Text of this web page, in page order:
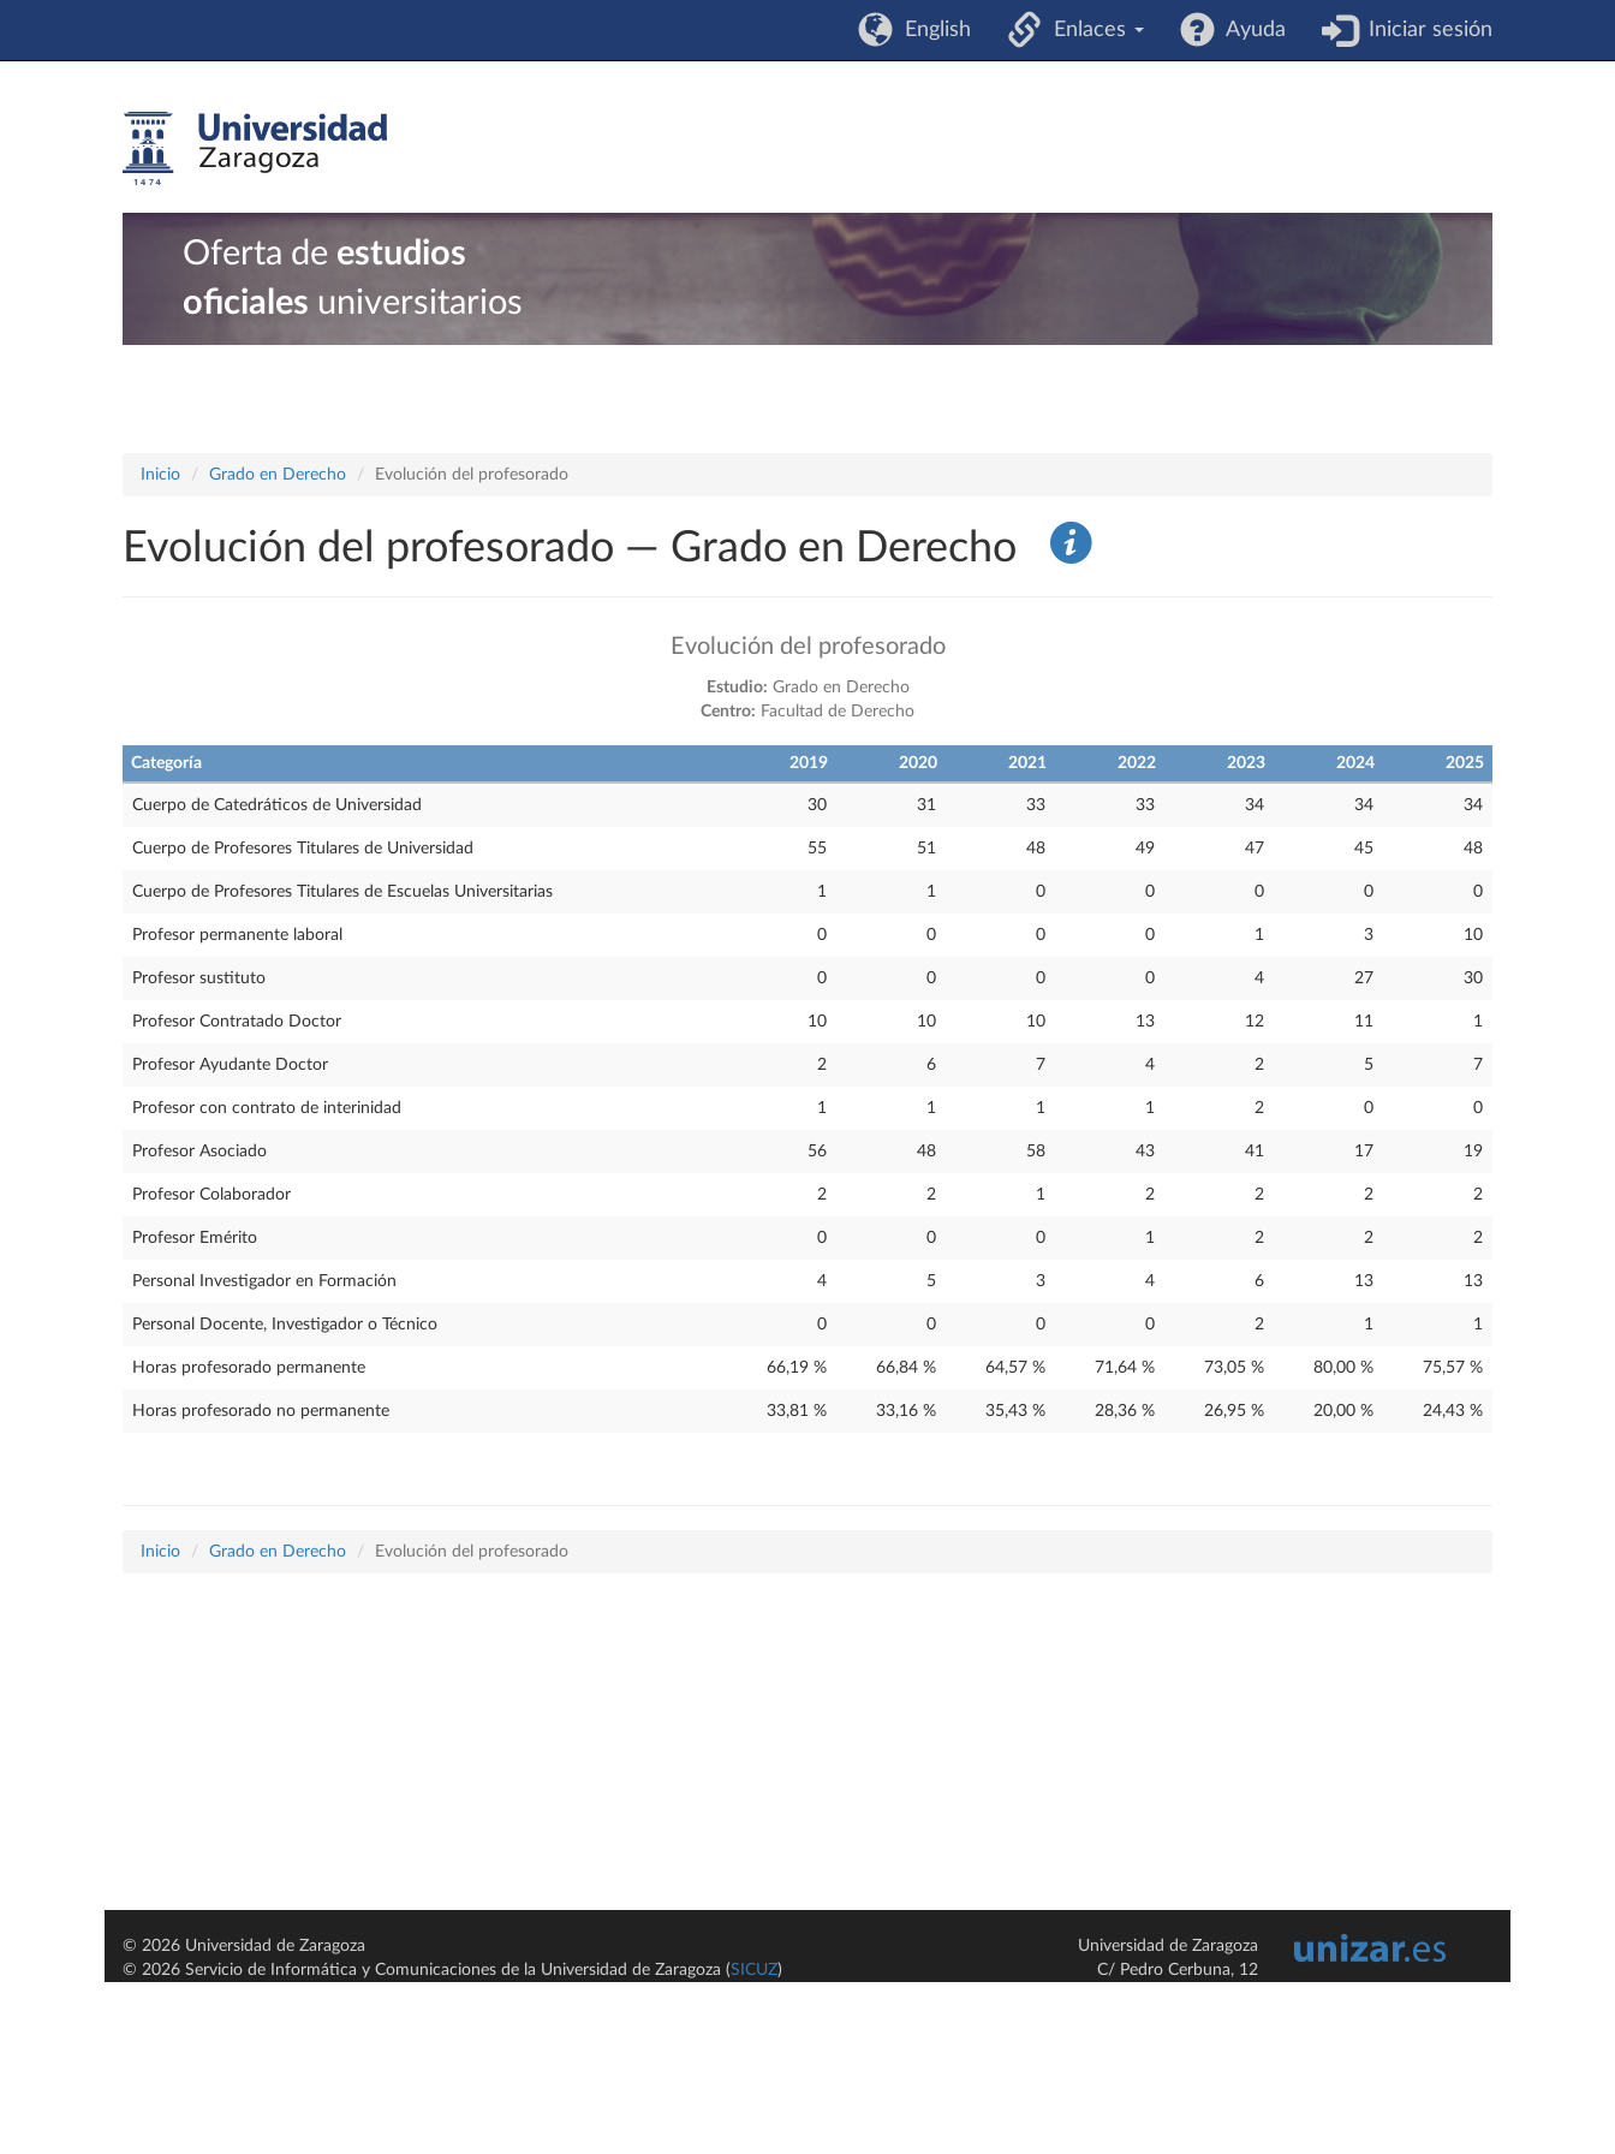
English Enlaces Ayuda Iniciar sesión
Oferta de estudios
oficiales universitarios
Inicio Grado en Derecho Evolución del profesorado
Evolución del profesorado — Grado en Derecho
Evolución del profesorado
Estudio: Grado en Derecho
Centro: Facultad de Derecho
Categoría 2019 2020 2021 2022 2023 2024 2025
Cuerpo de Catedráticos de Universidad 30 31 33 33 34 34 34
Cuerpo de Profesores Titulares de Universidad 55 51 48 49 47 45 48
Cuerpo de Profesores Titulares de Escuelas Universitarias 1 1 0 0 0 0 0
Profesor permanente laboral 0 0 0 0 1 3 10
Profesor sustituto 0 0 0 0 4 27 30
Profesor Contratado Doctor 10 10 10 13 12 11 1
Profesor Ayudante Doctor 2 6 7 4 2 5 7
Profesor con contrato de interinidad 1 1 1 1 2 0 0
Profesor Asociado 56 48 58 43 41 17 19
Profesor Colaborador 2 2 1 2 2 2 2
Profesor Emérito 0 0 0 1 2 2 2
Personal Investigador en Formación 4 5 3 4 6 13 13
Personal Docente, Investigador o Técnico 0 0 0 0 2 1 1
Horas profesorado permanente 66,19 % 66,84 % 64,57 % 71,64 % 73,05 % 80,00 % 75,57 %
Horas profesorado no permanente 33,81 % 33,16 % 35,43 % 28,36 % 26,95 % 20,00 % 24,43 %
Inicio Grado en Derecho Evolución del profesorado
© 2026 Universidad de Zaragoza
© 2026 Servicio de Informática y Comunicaciones de la Universidad de Zaragoza (SICUZ)
Universidad de Zaragoza
C/ Pedro Cerbuna, 12